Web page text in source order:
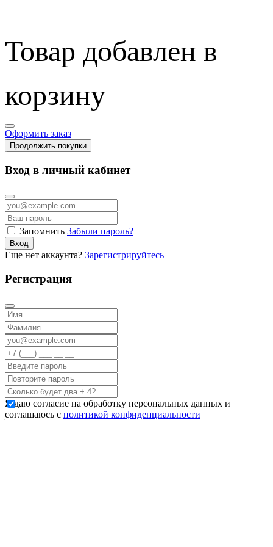
Товар добавлен в
корзину
Оформить заказ
Продолжить покупки
Вход в личный кабинет
Запомнить Забыли пароль?
Вход
Еще нет аккаунта? Зарегистрируйтесь
Регистрация
Я даю согласие на обработку персональных данных и
соглашаюсь с политикой конфиденциальности